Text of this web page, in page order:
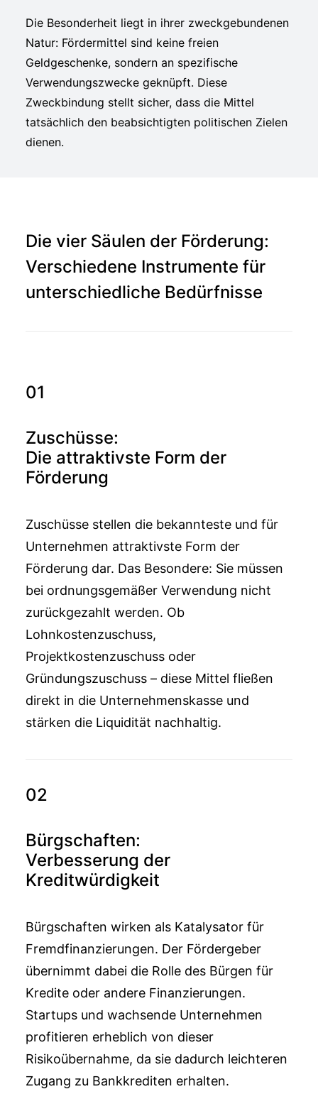
Die Besonderheit liegt in ihrer zweckgebundenen
Natur: Fördermittel sind keine freien
Geldgeschenke, sondern an spezifische
Verwendungszwecke geknüpft. Diese
Zweckbindung stellt sicher, dass die Mittel
tatsächlich den beabsichtigten politischen Zielen
dienen.
Die vier Säulen der Förderung:
Verschiedene Instrumente für
unterschiedliche Bedürfnisse
01
Zuschüsse:
Die attraktivste Form der
Förderung
Zuschüsse stellen die bekannteste und für
Unternehmen attraktivste Form der
Förderung dar. Das Besondere: Sie müssen
bei ordnungsgemäßer Verwendung nicht
zurückgezahlt werden. Ob
Lohnkostenzuschuss,
Projektkostenzuschuss oder
Gründungszuschuss – diese Mittel fließen
direkt in die Unternehmenskasse und
stärken die Liquidität nachhaltig.
02
Bürgschaften:
Verbesserung der
Kreditwürdigkeit
Bürgschaften wirken als Katalysator für
Fremdfinanzierungen. Der Fördergeber
übernimmt dabei die Rolle des Bürgen für
Kredite oder andere Finanzierungen.
Startups und wachsende Unternehmen
profitieren erheblich von dieser
Risikoübernahme, da sie dadurch leichteren
Zugang zu Bankkrediten erhalten.